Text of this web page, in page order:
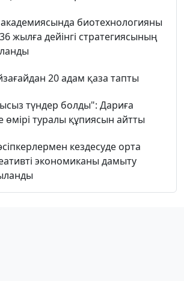
биотехнологияны
жылға дейінгі стратегиясының
20 адам қаза тапты
түндер болды": Дариға
өмірі туралы құпиясын айтты
кездесуде орта
экономиканы дамыту